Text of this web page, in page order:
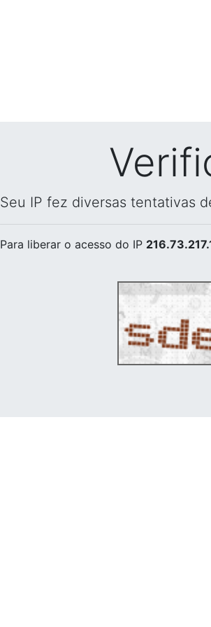
Seu IP fez diversas tentativas
Para liberar o acesso do IP